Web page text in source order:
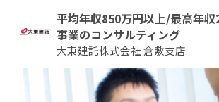
平均年収850万円以上/最高年
事業のコンサルティング
大東建託株式会社 倉敷支店